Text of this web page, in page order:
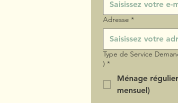
Adresse *
Type de Service
) *
Ménage
mensuel)